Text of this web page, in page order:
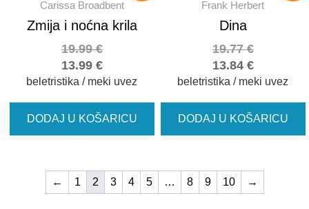
Carissa Broadbent
Zmija i noćna krila
13.99 €
19.99€
beletristika / meki uvez
DODAJ U KOŠARICU
Frank Herbert
Dina
13.84 €
19.77€
beletristika / meki uvez
DODAJ U KOŠARICU
← 1 2 3 4 5 … 8 9 10 →